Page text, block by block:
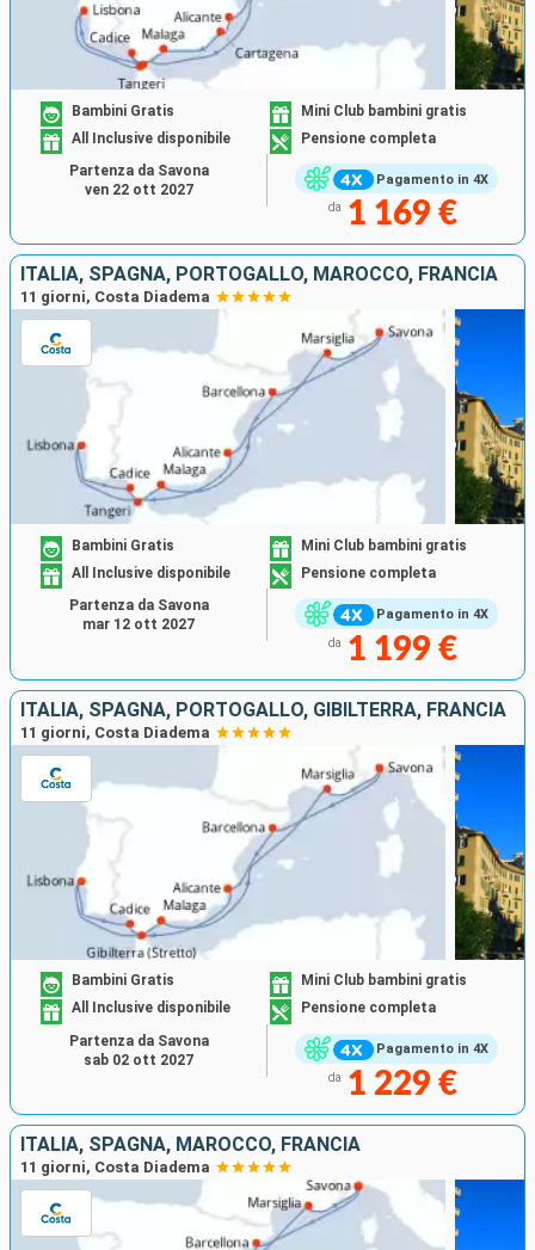
Pagamento in 4X
Bambini Gratis
Mini Club bambini gratis
All Inclusive disponibile
Pensione completa
da 1 169 €
Partenza da Savona
ven 22 ott 2027
ITALIA, SPAGNA, PORTOGALLO, MAROCCO, FRANCIA
11 giorni, Costa Diadema
Pagamento in 4X
Bambini Gratis
Mini Club bambini gratis
All Inclusive disponibile
Pensione completa
da 1 199 €
Partenza da Savona
mar 12 ott 2027
ITALIA, SPAGNA, PORTOGALLO, GIBILTERRA, FRANCIA
11 giorni, Costa Diadema
Pagamento in 4X
Bambini Gratis
Mini Club bambini gratis
All Inclusive disponibile
Pensione completa
da 1 229 €
Partenza da Savona
sab 02 ott 2027
ITALIA, SPAGNA, MAROCCO, FRANCIA
11 giorni, Costa Diadema